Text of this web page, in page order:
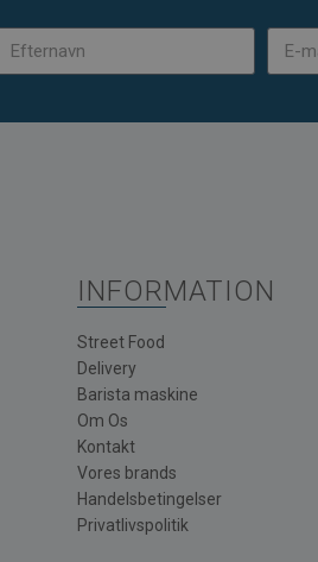
INFORMATION
Street Food
Delivery
Barista maskine
Om Os
Kontakt
Vores brands
Handelsbetingelser
Privatlivspolitik